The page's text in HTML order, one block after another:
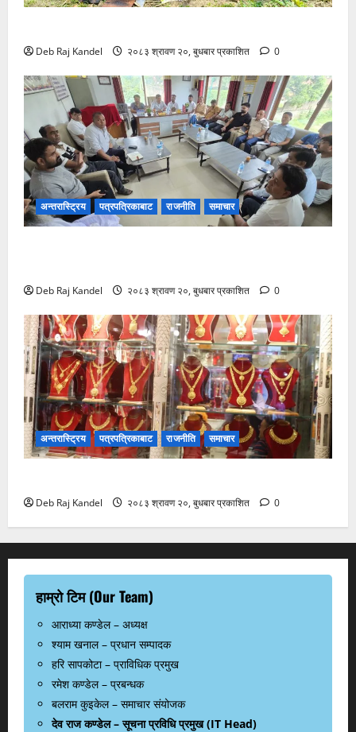
Deb Raj Kandel २०८३ श्रावण २०, बुधबार प्रकाशित 0
अन्तरास्ट्रिय पत्रपत्रिकाबाट राजनीति समाचार
Deb Raj Kandel २०८३ श्रावण २०, बुधबार प्रकाशित 0
अन्तरास्ट्रिय पत्रपत्रिकाबाट राजनीति समाचार
Deb Raj Kandel २०८३ श्रावण २०, बुधबार प्रकाशित 0
हाम्रो टिम (Our Team)
आराध्या कण्डेल – अध्यक्ष
श्याम खनाल – प्रधान सम्पादक
हरि सापकोटा – प्राविधिक प्रमुख
रमेश कण्डेल – प्रबन्धक
बलराम कुइकेल – समाचार संयोजक
देव राज कण्डेल – सूचना प्रविधि प्रमुख (IT Head)